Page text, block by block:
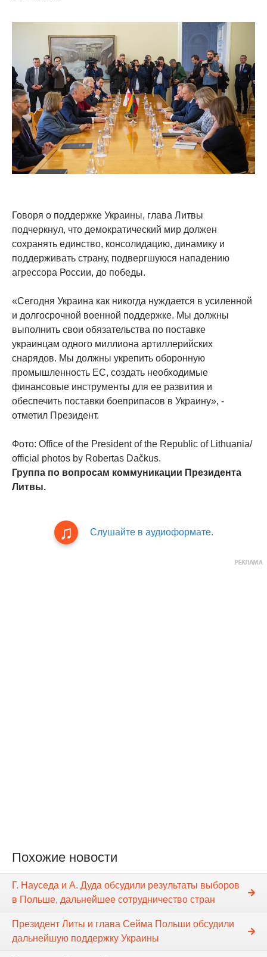
Говоря о поддержке Украины, глава Литвы
подчеркнул, что демократический мир должен
сохранять единство, консолидацию, динамику и
поддерживать страну, подвергшуюся нападению
агрессора России, до победы.
«Сегодня Украина как никогда нуждается в усиленной
и долгосрочной военной поддержке. Мы должны
выполнить свои обязательства по поставке
украинцам одного миллиона артиллерийских
снарядов. Мы должны укрепить оборонную
промышленность ЕС, создать необходимые
финансовые инструменты для ее развития и
обеспечить поставки боеприпасов в Украину», -
отметил Президент.
Фото: Office of the President of the Republic of Lithuania/
official photos by Robertas Dačkus.
Группа по вопросам коммуникации Президента
Литвы.
Слушайте в аудиоформате.
Похожие новости
Г. Науседа и А. Дуда обсудили результаты выборов
в Польше, дальнейшее сотрудничество стран
Президент Литы и глава Сейма Польши обсудили
дальнейшую поддержку Украины